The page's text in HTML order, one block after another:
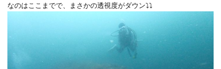
なのはここまでで、まさかの透視度がダウン⤵⤵